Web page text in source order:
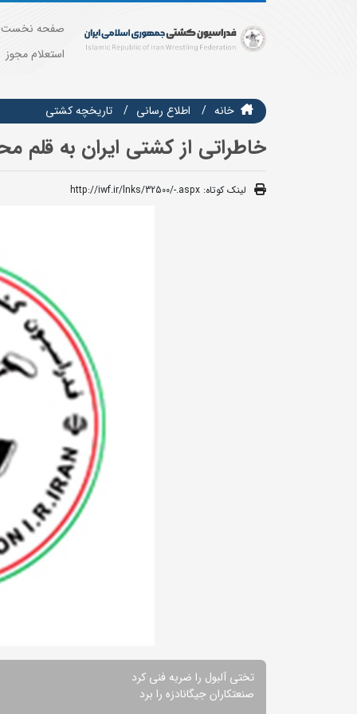
صفحه نخست
استعلام مجوز
خانه اطلاع رسانی تاریخچه کشتی
خاطراتی از کشتی ایران به قلم
لینک کوتاه: http://iwf.ir/lnks/32500/-.aspx
تختی آلبول را ضربه فنی کرد
صنعتکاران جیگانادزه را برد